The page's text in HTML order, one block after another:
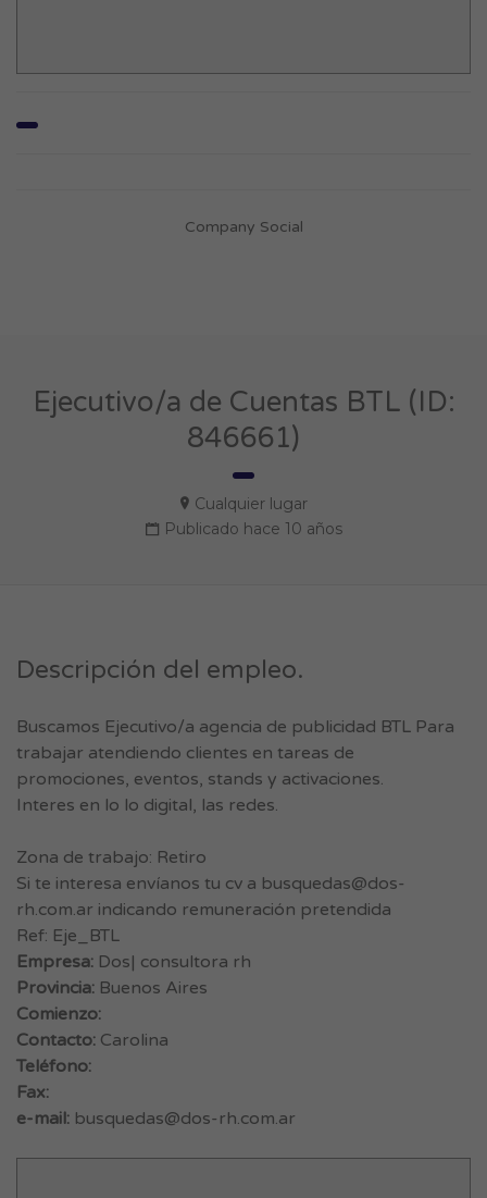
Company Social
Ejecutivo/a de Cuentas BTL (ID:
846661)
Cualquier lugar
Publicado hace 10 años
Descripción del empleo.
Buscamos Ejecutivo/a agencia de publicidad BTL Para
trabajar atendiendo clientes en tareas de
promociones, eventos, stands y activaciones.
Interes en lo lo digital, las redes.
Zona de trabajo: Retiro
Si te interesa envíanos tu cv a busquedas@dos-
rh.com.ar indicando remuneración pretendida
Ref: Eje_BTL
Empresa: Dos| consultora rh
Provincia: Buenos Aires
Comienzo:
Contacto: Carolina
Teléfono:
Fax:
e-mail: busquedas@dos-rh.com.ar